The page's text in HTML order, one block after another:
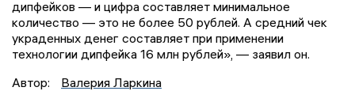
дипфейков — и цифра составляет минимальное
количество — это не более 50 рублей. А средний чек
украденных денег составляет при применении
технологии дипфейка 16 млн рублей», — заявил он.
Автор:
Валерия Ларкина